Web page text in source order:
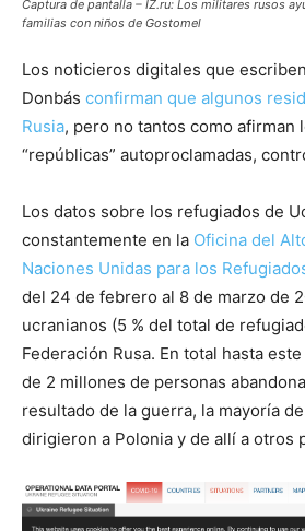
Captura de pantalla – IZ.ru: Los militares rusos
familias con niños de Gostomel
Los noticieros digitales que
Donbás confirman que algunos
Rusia, pero no tantos como afirman
“repúblicas” autoproclamadas,
Los datos sobre los refugiados de
constantemente en la Oficina del
Naciones Unidas para los
del 24 de febrero al 8 de marzo de
ucranianos (5 % del total de
Federación Rusa. En total hasta
de 2 millones de personas
resultado de la guerra, la mayoría
dirigieron a Polonia y de allí a otros